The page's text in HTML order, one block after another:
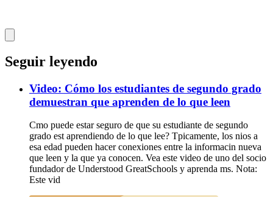
Seguir leyendo
Video: Cómo los estudiantes de segundo grado
demuestran que aprenden de lo que leen
Cmo puede estar seguro de que su estudiante de segundo
grado est aprendiendo de lo que lee? Tpicamente, los nios a
esa edad pueden hacer conexiones entre la informacin nueva
que leen y la que ya conocen. Vea este video de uno del socio
fundador de Understood GreatSchools y aprenda ms. Nota:
Este vid